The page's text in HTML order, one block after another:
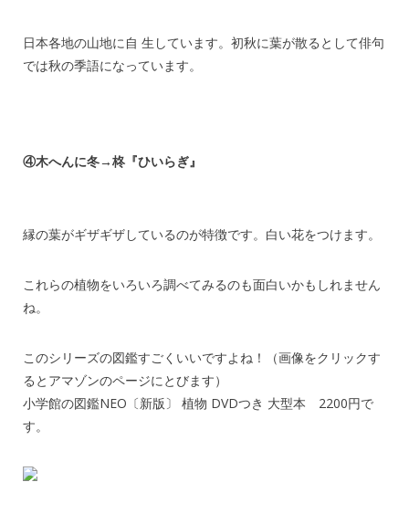
日本各地の山地に自 生しています。初秋に葉が散るとして俳句
では秋の季語になっています。
④木へんに冬→柊『ひいらぎ』
縁の葉がギザギザしているのが特徴です。白い花をつけます。
これらの植物をいろいろ調べてみるのも面白いかもしれません
ね。
このシリーズの図鑑すごくいいですよね！（画像をクリックす
るとアマゾンのページにとびます）
小学館の図鑑NEO〔新版〕 植物 DVDつき 大型本 2200円で
す。